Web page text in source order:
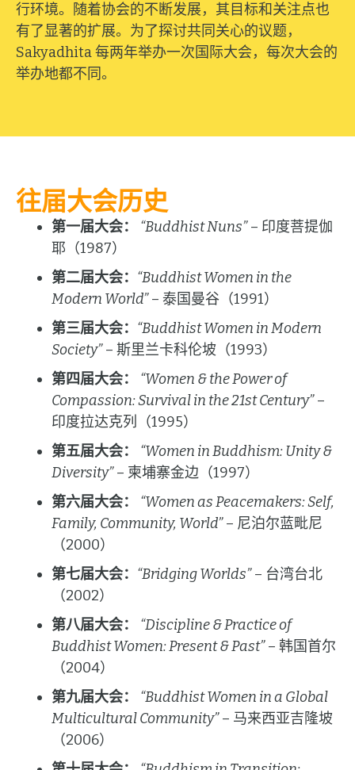
行环境。随着协会的不断发展，其目标和关注点也
有了显著的扩展。为了探讨共同关心的议题，
Sakyadhita 每两年举办一次国际大会，每次大会的
举办地都不同。
往届大会历史
第一届大会： “Buddhist Nuns”– 印度菩提伽
耶（1987）
第二届大会： “Buddhist Women in the
Modern World”– 泰国曼谷（1991）
第三届大会： “Buddhist Women in Modern
Society”– 斯里兰卡科伦坡（1993）
第四届大会：
“Women & the Power of
Compassion: Survival in the 21st Century”–
印度拉达克列（1995）
第五届大会：
“Women in Buddhism: Unity &
Diversity”– 柬埔寨金边（1997）
第六届大会：
“Women as Peacemakers: Self,
Family, Community, World”– 尼泊尔蓝毗尼
（2000）
第七届大会： “Bridging Worlds”– 台湾台北
（2002）
第八届大会：
“Discipline & Practice of
Buddhist Women: Present & Past”– 韩国首尔
（2004）
第九届大会：
“Buddhist Women in a Global
Multicultural Community”– 马来西亚吉隆坡
（2006）